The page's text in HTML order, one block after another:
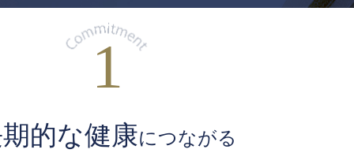
的な健康につながる